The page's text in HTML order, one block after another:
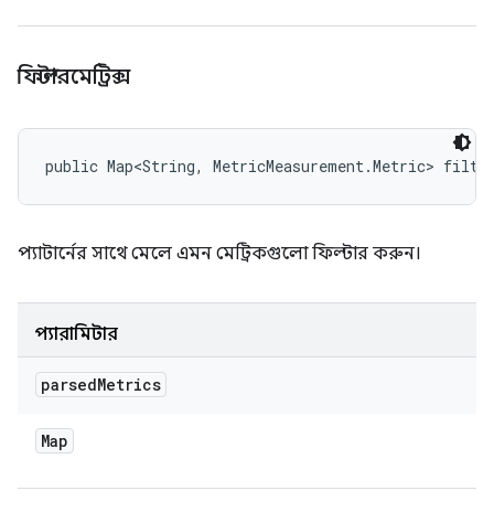
ফিল্টারমেট্রিক্স
public Map<String, MetricMeasurement.Metric>
প্যাটার্নের সাথে মেলে এমন মেট্রিকগুলো ফিল্টার করুন।
প্যারামিটার
parsedMetrics
Map